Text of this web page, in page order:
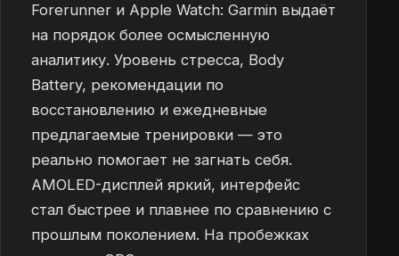
Forerunner и Apple Watch: Garmin выдаёт
на порядок более осмысленную
аналитику. Уровень стресса, Body
Battery, рекомендации по
восстановлению и ежедневные
предлагаемые тренировки — это
реально помогает не загнать себя.
AMOLED-дисплей яркий, интерфейс
стал быстрее и плавнее по сравнению с
прошлым поколением. На пробежках